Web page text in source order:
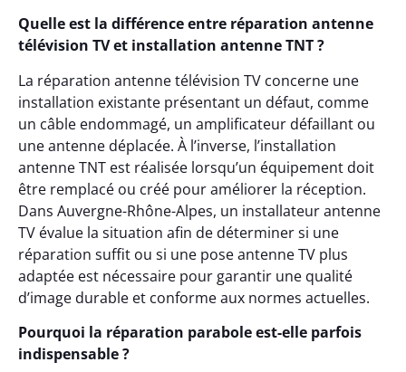
Quelle est la différence entre réparation antenne
télévision TV et installation antenne TNT ?
La réparation antenne télévision TV concerne une
installation existante présentant un défaut, comme
un câble endommagé, un amplificateur défaillant ou
une antenne déplacée. À l’inverse, l’installation
antenne TNT est réalisée lorsqu’un équipement doit
être remplacé ou créé pour améliorer la réception.
Dans Auvergne-Rhône-Alpes, un installateur antenne
TV évalue la situation afin de déterminer si une
réparation suffit ou si une pose antenne TV plus
adaptée est nécessaire pour garantir une qualité
d’image durable et conforme aux normes actuelles.
Pourquoi la réparation parabole est-elle parfois
indispensable ?